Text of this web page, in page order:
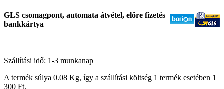
GLS csomagpont, automata átvétel, előre fizetés
bankkártya
Szállítási idő: 1-3 munkanap
A termék súlya 0.08 Kg, így a szállítási költség 1 termék esetében 1
300 Ft.